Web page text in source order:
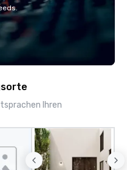
Ihren